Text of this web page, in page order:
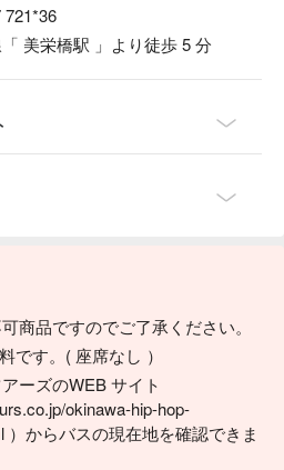
721*36
美栄橋駅 」より徒歩 5 分
商品ですのでご了承ください。
です。( 座席なし ）
ーズのWEB サイト
okinawa-hip-hop-
）からバスの現在地を確認できま